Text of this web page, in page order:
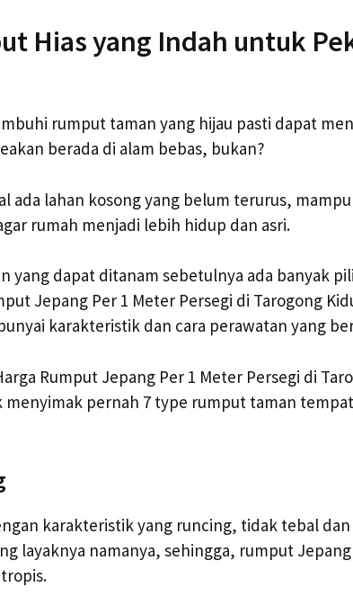
Hias yang Indah untuk
rumput taman yang hijau pasti dapat
berada di alam bebas, bukan?
ada lahan kosong yang belum terurus,
rumah menjadi lebih hidup dan asri.
yang dapat ditanam sebetulnya ada banyak
Jepang Per 1 Meter Persegi di Tarogong
karakteristik dan cara perawatan yang
Rumput Jepang Per 1 Meter Persegi di
menyimak pernah 7 type rumput taman
karakteristik yang runcing, tidak tebal
layaknya namanya, sehingga, rumput